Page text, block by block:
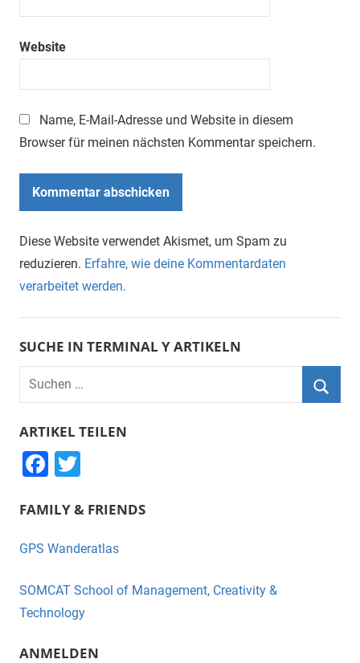
Website
Name, E-Mail-Adresse und Website in diesem
Browser für meinen nächsten Kommentar speichern.
Diese Website verwendet Akismet, um Spam zu
reduzieren. Erfahre, wie deine Kommentardaten
verarbeitet werden.
SUCHE IN TERMINAL Y ARTIKELN
Suchen
nach:
ARTIKEL TEILEN
F
c
e
o
o
k
tt
er
FAMILY & FRIENDS
GPS Wanderatlas
SOMCAT School of Management, Creativity &
Technology
ANMELDEN